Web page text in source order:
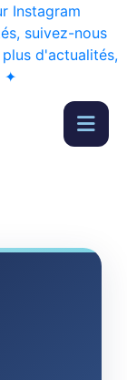
Instagram
suivez-nous
d'actualités,
✦